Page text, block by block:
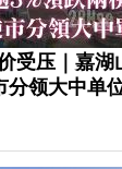
受压｜嘉湖
分领大中单